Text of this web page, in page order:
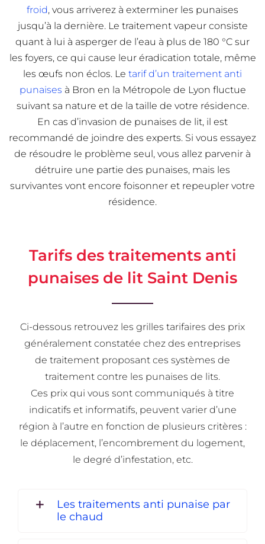
froid, vous arriverez à exterminer les punaises
jusqu’à la dernière. Le traitement vapeur consiste
quant à lui à asperger de l’eau à plus de 180 °C sur
les foyers, ce qui cause leur éradication totale, même
les œufs non éclos. Le tarif d’un traitement anti
punaises à Bron en la Métropole de Lyon fluctue
suivant sa nature et de la taille de votre résidence.
En cas d’invasion de punaises de lit, il est
recommandé de joindre des experts. Si vous essayez
de résoudre le problème seul, vous allez parvenir à
détruire une partie des punaises, mais les
survivantes vont encore foisonner et repeupler votre
résidence.
Tarifs des traitements anti
punaises de lit Saint Denis
Ci-dessous retrouvez les grilles tarifaires des prix
généralement constatée chez des entreprises
de traitement proposant ces systèmes de
traitement contre les punaises de lits.
Ces prix qui vous sont communiqués à titre
indicatifs et informatifs, peuvent varier d’une
région à l’autre en fonction de plusieurs critères :
le déplacement, l’encombrement du logement,
le degré d’infestation, etc.
Les traitements anti punaise par
le chaud